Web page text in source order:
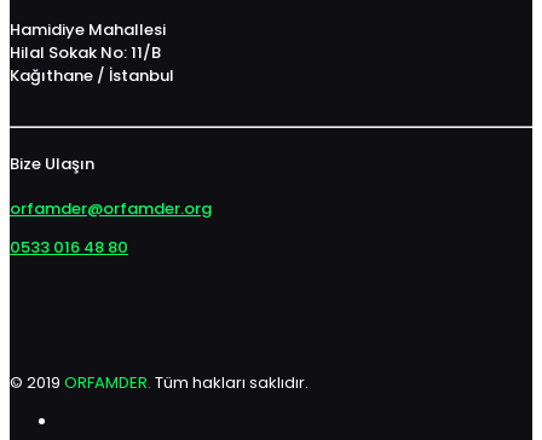
Hamidiye Mahallesi
Hilal Sokak No: 11/B
Kağıthane / İstanbul
Bize Ulaşın
orfamder@orfamder.org
0533 016 48 80
© 2019 ORFAMDER. Tüm hakları saklıdır.